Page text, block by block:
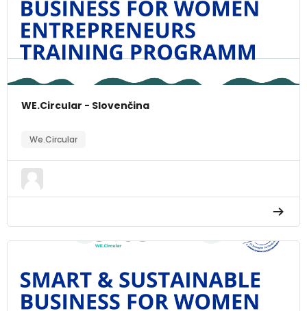
WE.Circular - Slovenčina
We.Circular